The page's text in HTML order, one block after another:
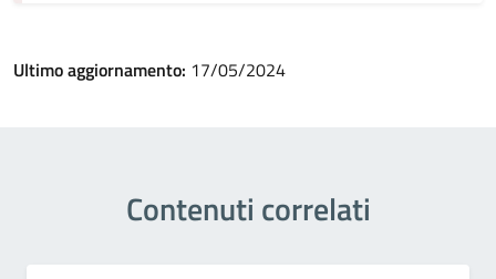
Ultimo aggiornamento: 17/05/2024
Contenuti correlati